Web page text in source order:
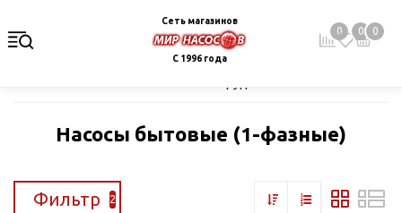
Сеть магазинов
С 1996 года
0 0 0
Насосы бытовые (1-фазные)
Фильтр 2